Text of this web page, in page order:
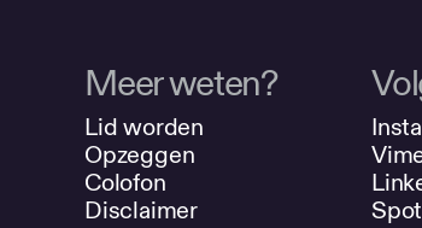
Meer weten?
Lid worden
Opzeggen
Colofon
Disclaimer